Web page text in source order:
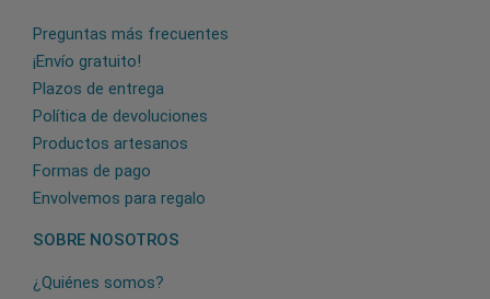
Preguntas más frecuentes
¡Envío gratuito!
Plazos de entrega
Política de devoluciones
Productos artesanos
Formas de pago
Envolvemos para regalo
SOBRE NOSOTROS
¿Quiénes somos?